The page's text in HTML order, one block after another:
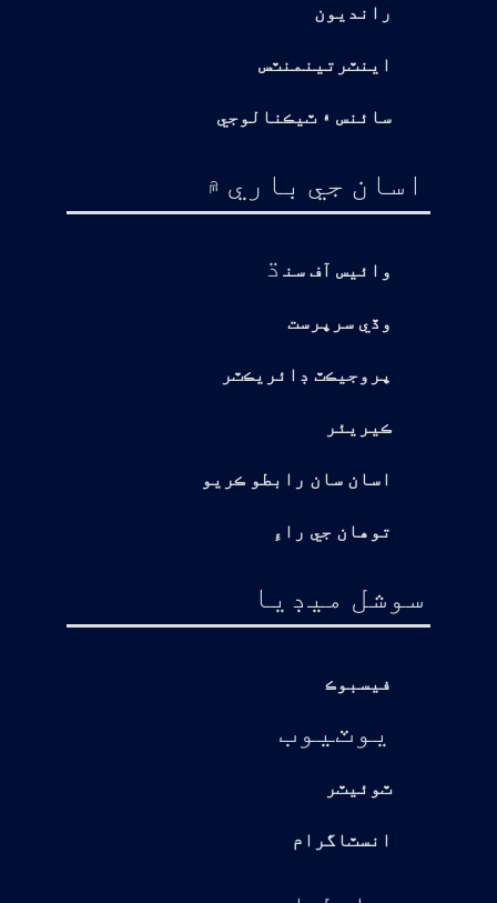
رانديون
اينٽرتينمنٽس
سائنس ۽ ٽيڪنالوجي
اسان جي باري ۾
وائيس آف سن ڌ
وڏي سرپرست
پروجيڪٽ ڊائريڪٽر
ڪيريئر
اسان سان رابطو ڪريو
توهان جي راءِ
سوشل ميڊيا
فيسبوڪ
يوٽيوب
ٽوئيٽر
انسٽاگرام